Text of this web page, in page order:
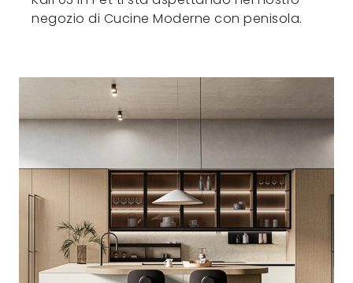
negozio di Cucine Moderne con penisola.